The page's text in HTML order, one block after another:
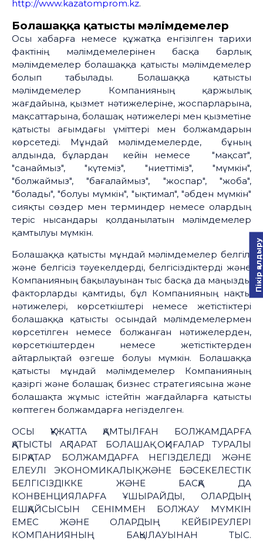
http://www.kazatomprom.kz.
Болашаққа қатысты мәлімдемелер
Осы хабарға немесе құжатқа енгізілген тарихи
фактінің мәлімдемелерінен басқа барлық
мәлімдемелер болашаққа қатысты мәлімдемелер
болып табылады. Болашаққа қатысты
мәлімдемелер Компанияның қаржылық
жағдайына, қызмет нәтижелеріне, жоспарларына,
мақсаттарына, болашақ нәтижелері мен қызметіне
қатысты ағымдағы үміттері мен болжамдарын
көрсетеді. Мұндай мәлімдемелерде, бұның
алдында, бұлардан кейін немесе "мақсат",
"санаймыз", "күтеміз", "ниеттіміз", "мүмкін",
"болжаймыз", "бағалаймыз", "жоспар", "жоба",
"болады", "болуы мүмкін", "ықтимал", "әбден мүмкін"
сияқты сөздер мен терминдер немесе олардың
теріс нысандары қолданылатын мәлімдемелер
қамтылуы мүмкін.
Болашаққа қатысты мұндай мәлімдемелер белгілі
және белгісіз тәуекелдерді, белгісіздіктерді және
Компанияның бақылауынан тыс басқа да маңызды
факторларды қамтиды, бұл Компанияның нақты
нәтижелері, көрсеткіштері немесе жетістіктері
болашаққа қатысты осындай мәлімдемелермен
көрсетілген немесе болжанған нәтижелерден,
көрсеткіштерден немесе жетістіктерден
айтарлықтай өзгеше болуы мүмкін. Болашаққа
қатысты мұндай мәлімдемелер Компанияның
қазіргі және болашақ бизнес стратегиясына және
болашақта жұмыс істейтін жағдайларға қатысты
көптеген болжамдарға негізделген.
ОСЫ ҚҰЖАТТА ҚАМТЫЛҒАН БОЛЖАМДАРҒА
ҚАТЫСТЫ АҚПАРАТ БОЛАШАҚ ОҚИҒАЛАР ТУРАЛЫ
БІРҚАТАР БОЛЖАМДАРҒА НЕГІЗДЕЛЕДІ ЖӘНЕ
ЕЛЕУЛІ ЭКОНОМИКАЛЫҚ ЖӘНЕ БӘСЕКЕЛЕСТІК
БЕЛГІСІЗДІККЕ ЖӘНЕ БАСҚА ДА
КОНВЕНЦИЯЛАРҒА ҰШЫРАЙДЫ, ОЛАРДЫҢ
ЕШҚАЙСЫСЫН СЕНІММЕН БОЛЖАУ МҮМКІН
ЕМЕС ЖӘНЕ ОЛАРДЫҢ КЕЙБІРЕУЛЕРІ
КОМПАНИЯНЫҢ БАҚЫЛАУЫНАН ТЫС.
Пікір қалдыру